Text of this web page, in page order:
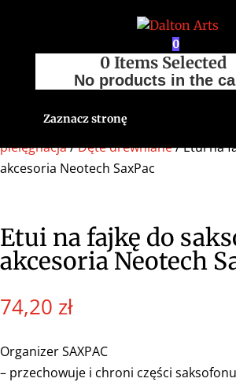
0
0 Items Selected
No products in the
Zaznacz stronę
Strona główna/Sklep
pielęgnacja/Dęte drewniane/ Etui na
akcesoria Neotech SaxPac
Etui na fajkę do
akcesoria Neotech
74,20 zł
Organizer SAXPAC
– przechowuje i chroni części saksofonu